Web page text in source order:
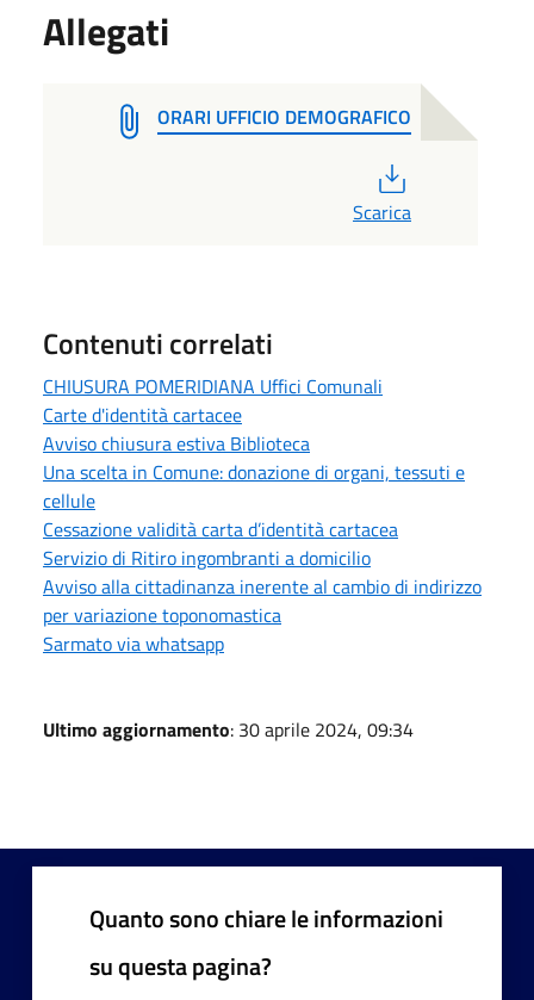
Allegati
ORARI UFFICIO DEMOGRAFICO
Scarica
Contenuti correlati
CHIUSURA POMERIDIANA Uffici Comunali
Carte d'identità cartacee
Avviso chiusura estiva Biblioteca
Una scelta in Comune: donazione di organi, tessuti e
cellule
Cessazione validità carta d’identità cartacea
Servizio di Ritiro ingombranti a domicilio
Avviso alla cittadinanza inerente al cambio di indirizzo
per variazione toponomastica
Sarmato via whatsapp
Ultimo aggiornamento: 30 aprile 2024, 09:34
Quanto sono chiare le informazioni
su questa pagina?